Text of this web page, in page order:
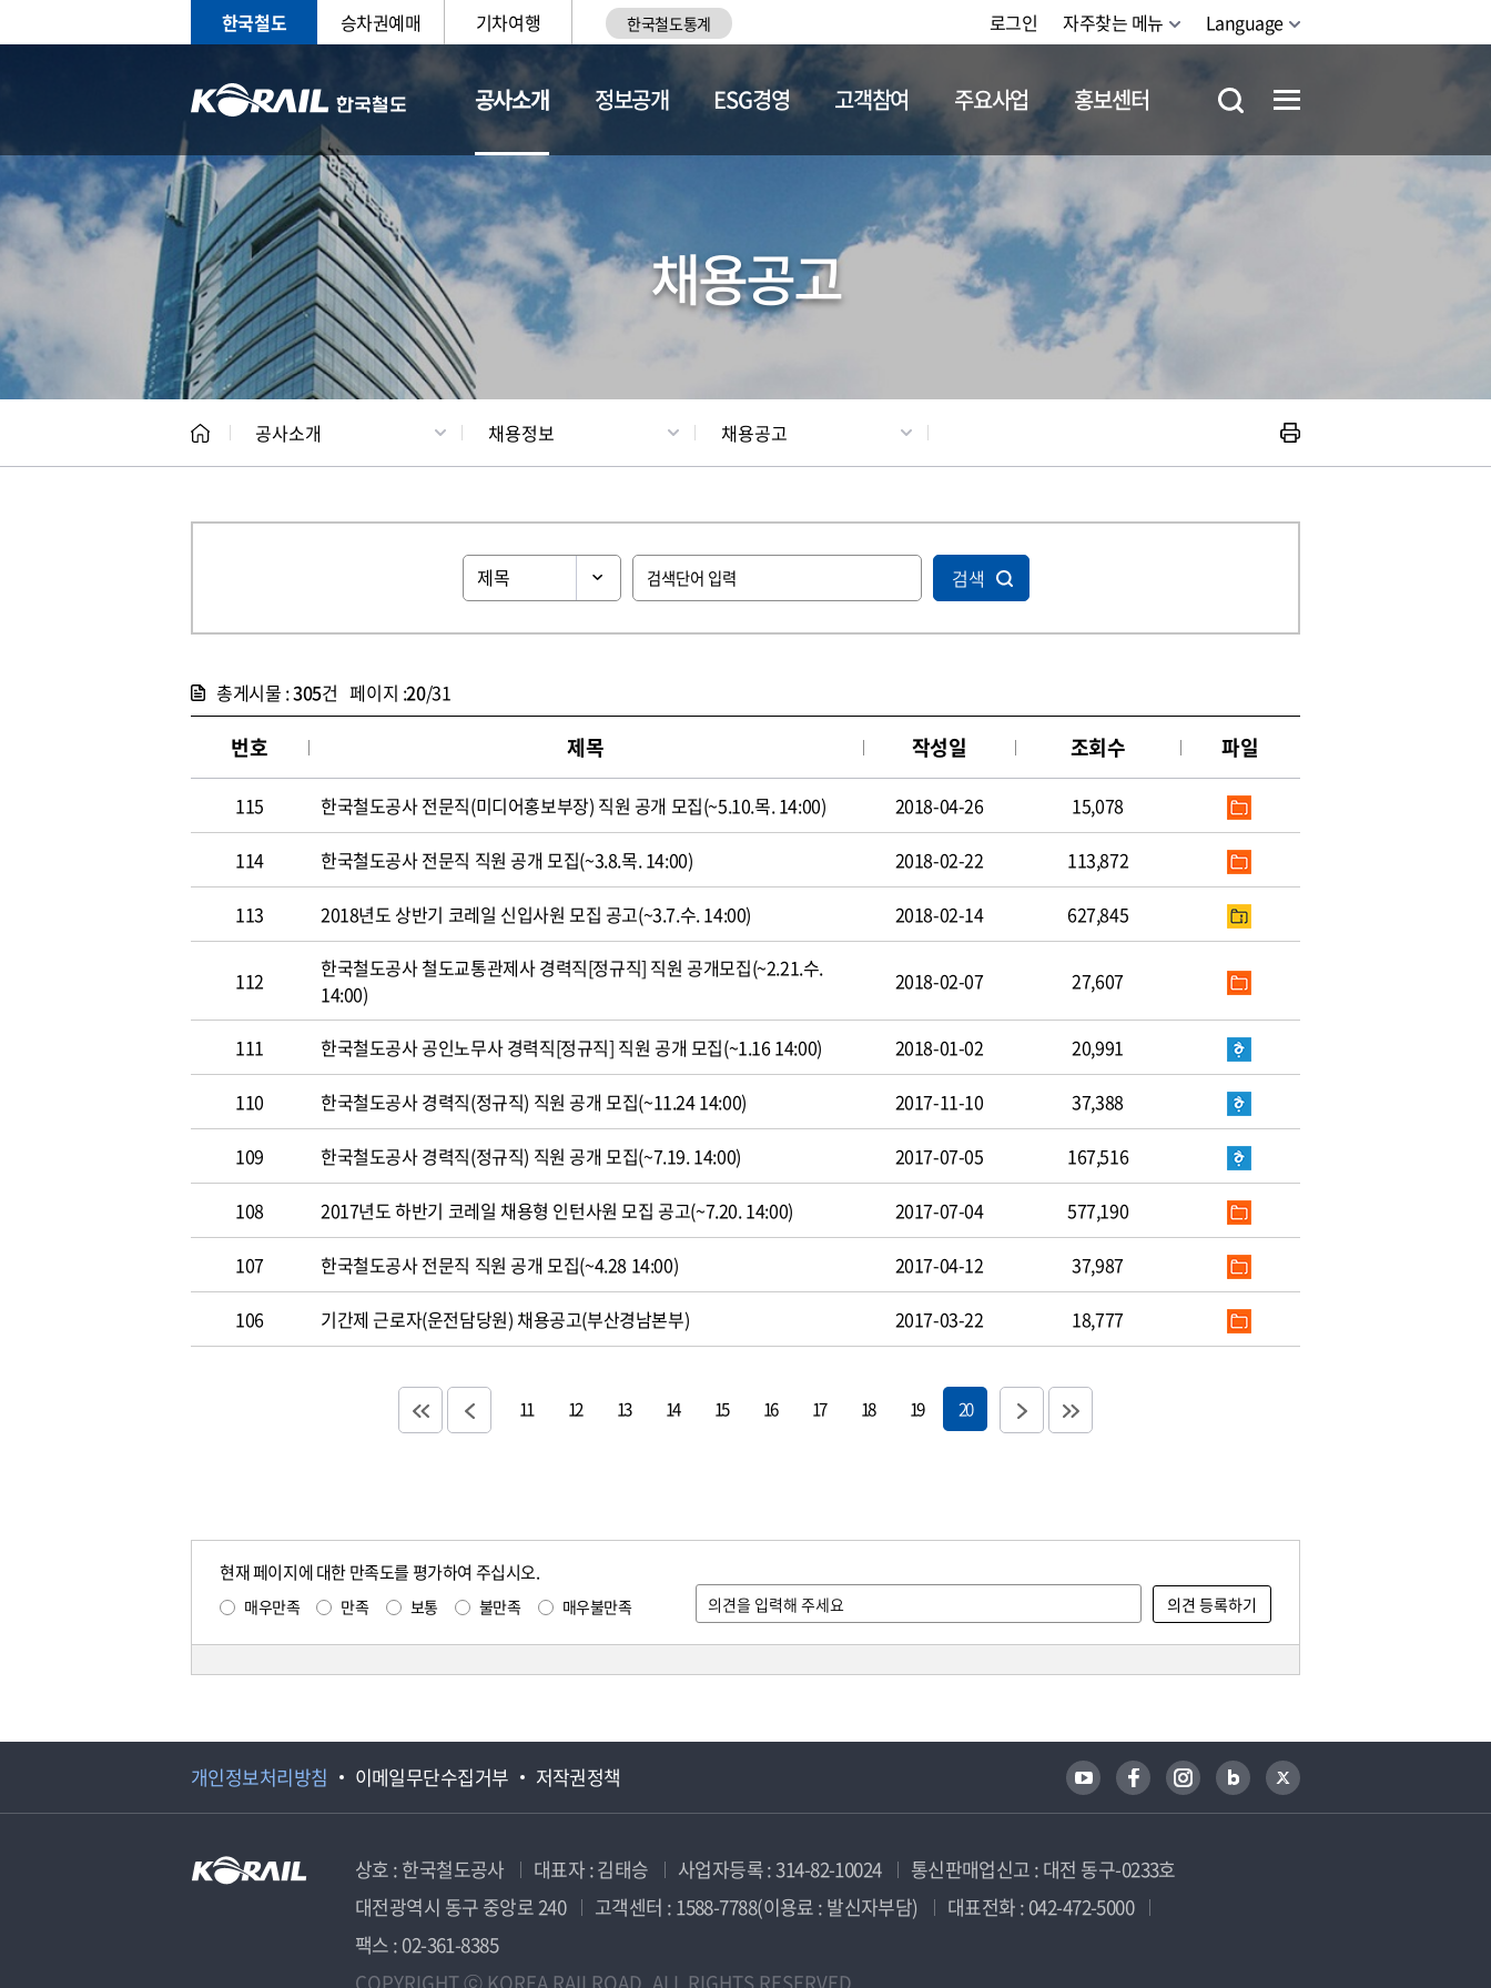
한국철도 승차권예매 기차여행 한국철도통계 로그인 자주찾는 메뉴 Language
공사소개
CEO 일반현황 채용정보
정보공개 ESG경영 고객참여 주요사업 홍보센터
채용공고
공사소개 채용정보 채용공고
검색
총게시물 :305건 페이지 :20/31
번호 제목 작성일 조회수 파일
115 한국철도공사 전문직(미디어홍보부장) 직원 공개 모집(~5.10.목. 14:00) 2018-04-26 15,078
114 한국철도공사 전문직 직원 공개 모집(~3.8.목. 14:00) 2018-02-22 113,872
113 2018년도 상반기 코레일 신입사원 모집 공고(~3.7.수. 14:00) 2018-02-14 627,845
112
한국철도공사 철도교통관제사 경력직[정규직] 직원 공개모집(~2.21.수.
14:00)
2018-02-07 27,607
111 한국철도공사 공인노무사 경력직[정규직] 직원 공개 모집(~1.16 14:00) 2018-01-02 20,991
110 한국철도공사 경력직(정규직) 직원 공개 모집(~11.24 14:00) 2017-11-10 37,388
109 한국철도공사 경력직(정규직) 직원 공개 모집(~7.19. 14:00) 2017-07-05 167,516
108 2017년도 하반기 코레일 채용형 인턴사원 모집 공고(~7.20. 14:00) 2017-07-04 577,190
107 한국철도공사 전문직 직원 공개 모집(~4.28 14:00) 2017-04-12 37,987
106 기간제 근로자(운전담당원) 채용공고(부산경남본부) 2017-03-22 18,777
11 12 13 14 15 16 17 18 19 20
현재 페이지에 대한 만족도를 평가하여 주십시오.
매우만족 만족 보통 불만족 매우불만족
개인정보처리방침 이메일무단수집거부 저작권정책
상호 : 한국철도공사 대표자 : 김태승 사업자등록 : 314-82-10024
통신판매업신고 : 대전 동구-0233호
대전광역시 동구 중앙로 240
고객센터 : 1588-7788(이용료 : 발신자부담)
대표전화 : 042-472-5000
팩스 : 02-361-8385
COPYRIGHT ⓒ KOREA RAILROAD. ALL RIGHTS RESERVED.